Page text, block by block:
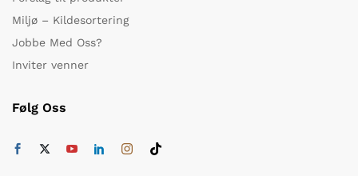
Miljø – Kildesortering
Jobbe Med Oss?
Inviter venner
Følg Oss